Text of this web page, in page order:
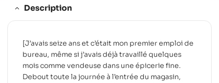
Description
[J’avais seize ans et c’était mon premier emploi de
bureau, même si j’avais déjà travaillé quelques
mois comme vendeuse dans une épicerie fine.
Debout toute la journée à l’entrée du magasin,